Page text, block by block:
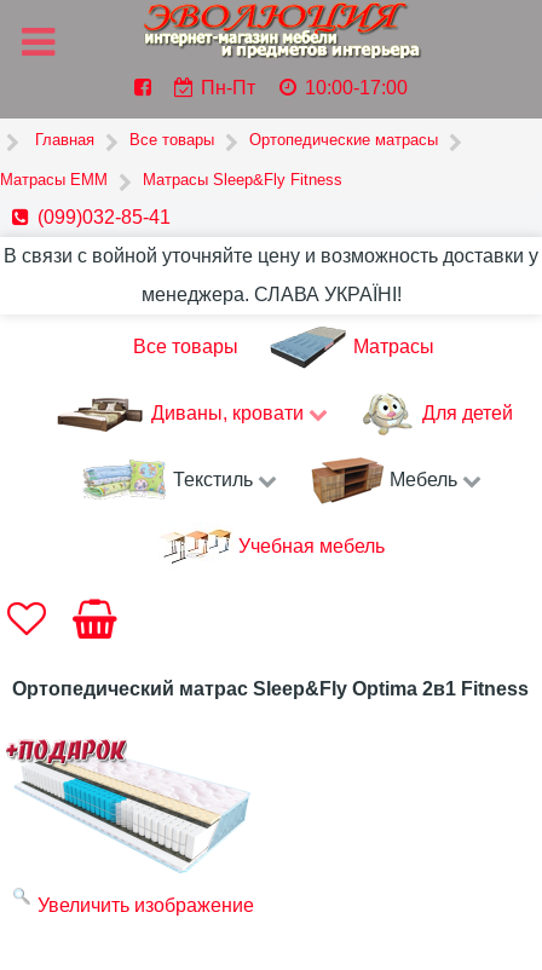
Пн-Пт 10:00-17:00
Главная Все товары Ортопедические матрасы
Матрасы ЕММ Матрасы Sleep&Fly Fitness
(099)032-85-41
В связи с войной уточняйте цену и возможность доставки у
менеджера. СЛАВА УКРАЇНІ!
Все товары Матрасы
Диваны, кровати Для детей
Текстиль Мебель
Учебная мебель
Ортопедический матрас Sleep&Fly Optima 2в1 Fitness
Увеличить изображение